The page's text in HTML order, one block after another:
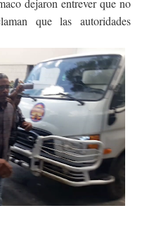
dejaron entrever que no
que las autoridades